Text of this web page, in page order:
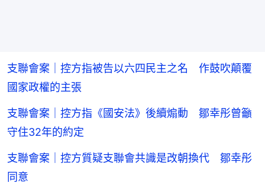
支聯會案｜控方指被告以六四民主之名 作鼓吹顛覆
國家政權的主張
支聯會案｜控方指《國安法》後續煽動 鄒幸彤曾籲
守住32年的約定
支聯會案｜控方質疑支聯會共識是改朝換代 鄒幸彤
同意